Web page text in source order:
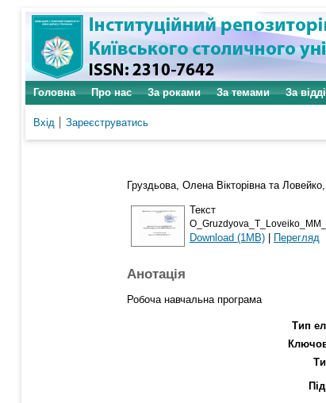
Головна Про нас За роками За темами За
Вхід Зареєструватись
Груздьова, Олена Вікторівна та
Текст
Download (1MB) | Перегляд
Анотація
Робоча навчальна програма
Тип